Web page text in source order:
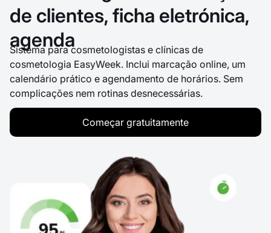
de clientes, ficha eletrónica,
agenda
Sistema para cosmetologistas e clínicas de
cosmetologia EasyWeek. Inclui marcação online, um
calendário prático e agendamento de horários. Sem
complicações nem rotinas desnecessárias.
Começar gratuitamente